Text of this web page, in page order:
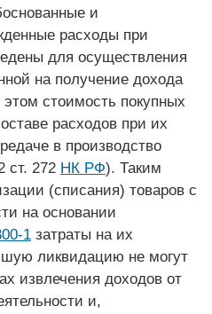
и
расходы при
для осуществления
на получение дохода
стоимость покупных
расходов при их
в производство
ст. 272 НК РФ). Таким
(списания) товаров с
на основании
1 затраты на их
ликвидацию не могут
извлечения доходов от
и,